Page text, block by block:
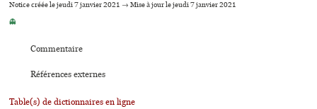
Notice créée le jeudi 7 janvier 2021 → Mise à jour le jeudi 7 janvier 2021
👻
Commentaire
Références externes
Table(s) de dictionnaires en ligne